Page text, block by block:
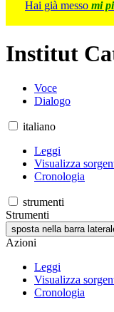
Hai già messo mi
Institut
Voce
Dialogo
italiano
Leggi
Visualizza
Cronologia
strumenti
Strumenti
sposta nella barra
Azioni
Leggi
Visualizza
Cronologia